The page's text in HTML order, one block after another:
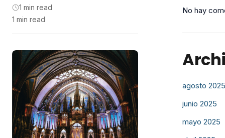
1 min read
1 min read
No hay
agosto 2025
junio 2025
mayo 2025